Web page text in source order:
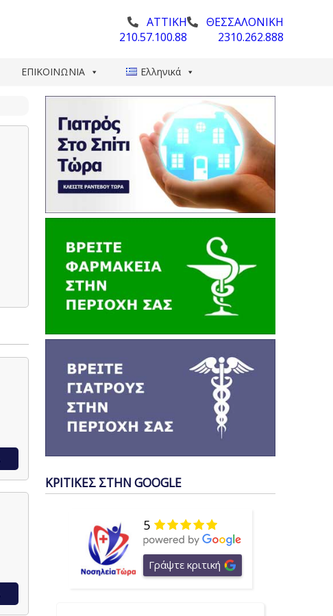
ΑΤΤΙΚΗ
210.57.100.88
ΘΕΣΣΑΛΟΝΙΚΗ
2310.262.888
ΕΠΙΚΟΙΝΩΝΙΑ Ελληνικά
ΚΡΙΤΙΚΕΣ ΣΤΗΝ GOOGLE
5
Γράψτε κριτική